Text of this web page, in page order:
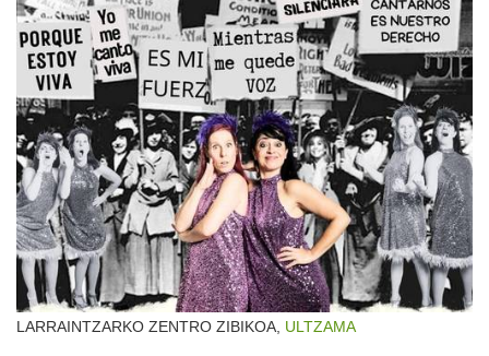
LARRAINTZARKO ZENTRO ZIBIKOA, ULTZAMA